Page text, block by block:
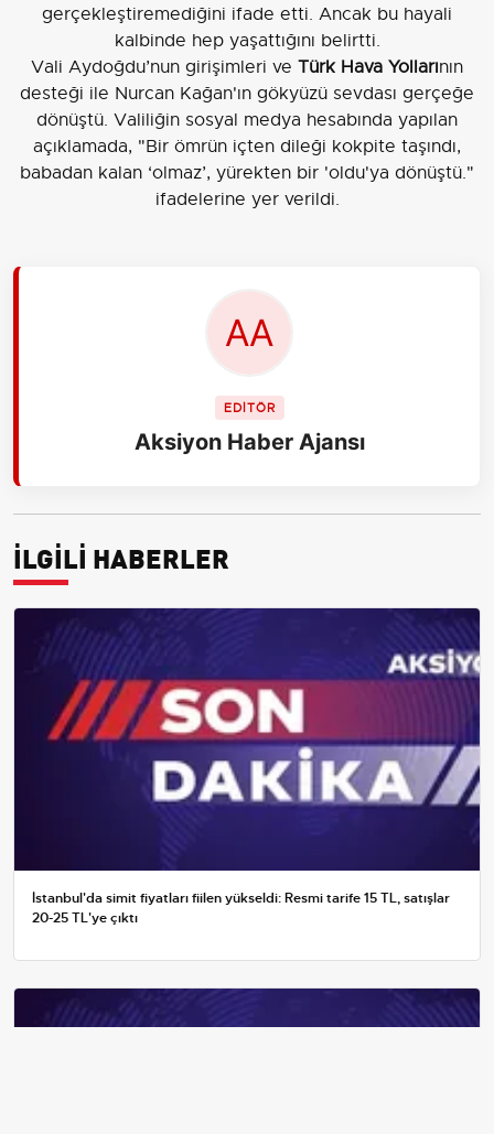
gerçekleştiremediğini ifade etti. Ancak bu hayali
kalbinde hep yaşattığını belirtti.
Vali Aydoğdu’nun girişimleri ve Türk Hava Yollarının
desteği ile Nurcan Kağan'ın gökyüzü sevdası gerçeğe
dönüştü. Valiliğin sosyal medya hesabında yapılan
açıklamada, "Bir ömrün içten dileği kokpite taşındı,
babadan kalan ‘olmaz’, yürekten bir 'oldu'ya dönüştü."
ifadelerine yer verildi.
EDİTÖR
Aksiyon Haber Ajansı
İLGİLİ HABERLER
İstanbul'da simit fiyatları fiilen yükseldi: Resmi tarife 15 TL, satışlar
20-25 TL'ye çıktı